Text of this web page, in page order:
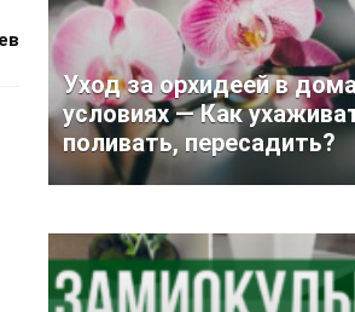
Уход за орхидеей в
условиях — Как
поливать, пересадить?